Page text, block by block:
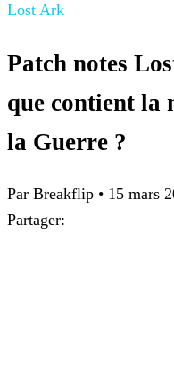
Lost Ark
Patch notes
que contient la
la Guerre ?
Par Breakflip • 15 mars
Partager: